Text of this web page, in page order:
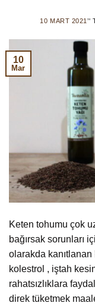
10 MART 2021’'
10
Mar
Keten tohumu çok
bağırsak sorunları
olarakda
kolestrol , iştah
rahatsızlıklara
direk tüketmek